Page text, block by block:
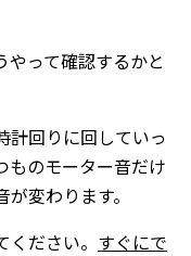
って確認するかと
計回りに回していっ
ものモーター音だけ
変わります。
ださい。 すぐにで